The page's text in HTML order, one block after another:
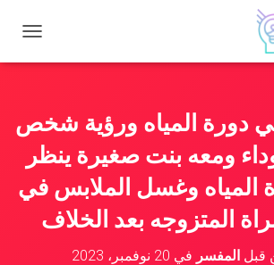
ب
ا
ت
ق
دورة المياه ورؤية شخص
ومعه بنت صغيرة ينظر
المياه وغسل الملابس في
المتزوجه بعد الخلاف
قبل المفسر في 20 نوفمبر، 2023